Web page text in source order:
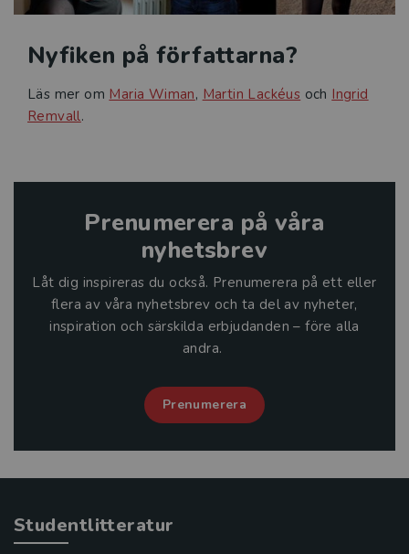
Nyfiken på författarna?
Läs mer om Maria Wiman, Martin Lackéus och Ingrid
Remvall.
Prenumerera på våra
nyhetsbrev
Låt dig inspireras du också. Prenumerera på ett eller
flera av våra nyhetsbrev och ta del av nyheter,
inspiration och särskilda erbjudanden – före alla
andra.
Prenumerera
Studentlitteratur